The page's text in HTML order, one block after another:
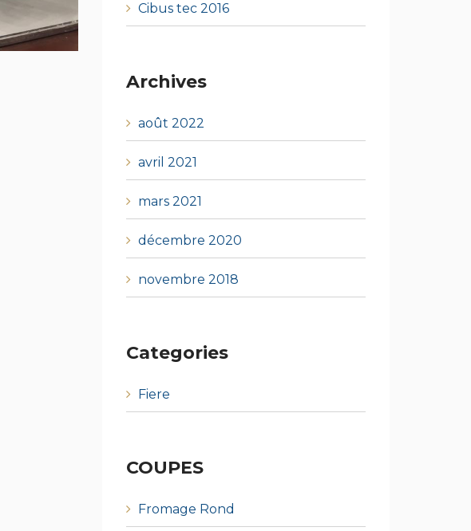
Cibus tec 2016
Archives
août 2022
avril 2021
mars 2021
décembre 2020
novembre 2018
Categories
Fiere
COUPES
Fromage Rond